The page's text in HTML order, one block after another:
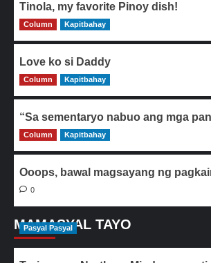
Tinola, my favorite Pinoy dish!
0
Column Kapitbahay
Love ko si Daddy
0
Column Kapitbahay
“Sa sementaryo nabuo ang mga
0
Column Kapitbahay
Ooops, bawal magsayang ng
0
MAMASYAL TAYO
Pasyal Pasyal